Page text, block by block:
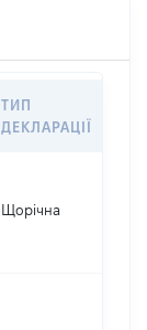
ТИП
ДЕКЛАРАЦІЇ
Щорічна